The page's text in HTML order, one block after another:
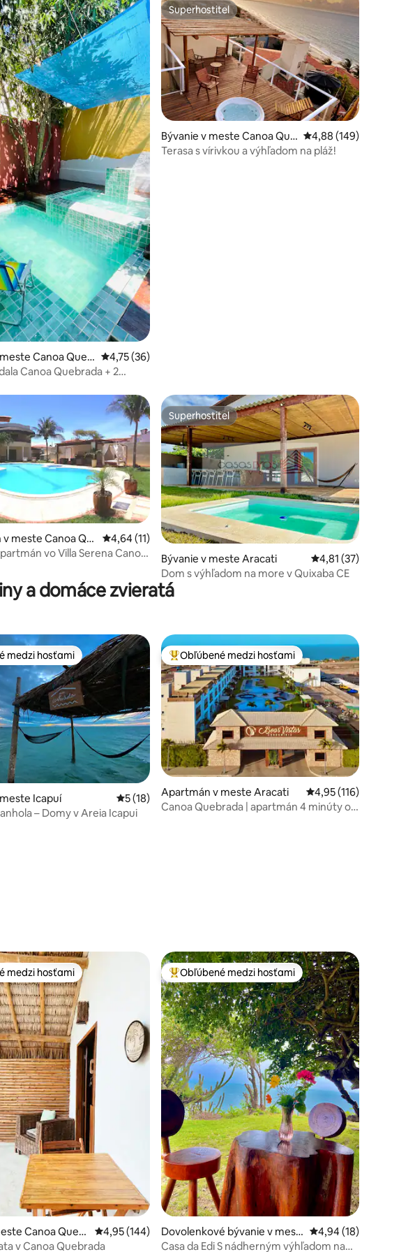
4,96 z 5, počet hodnotení: 23
Canoa Queb Priemerné ohodnotenie 4,75 z 5, počet hodnotení: 36
4,75 (36)
Canoa Quebrada + 2
Superhostiteľ
Superhostiteľ
Bývanie v meste Canoa Que
brada
Priemerné
4,88 (149)
Terasa s vírivkou a výhľadom na pláž!
4,91 z 5, počet hodnotení: 64
meste Canoa Qu
Priemerné ohodnotenie 4,64 z 5, počet hodnotení: 11
4,64 (11)
vo Villa Serena Canoa
Superhostiteľ
Superhostiteľ
Bývanie v meste Aracati Priemerné
4,81 (37)
Dom s výhľadom na more v Quixaba CE
a domáce zvieratá
z 5, počet hodnotení: 129
medzi hosťami
medzi hosťami
Icapuí Priemerné ohodnotenie 5 z 5, počet hodnotení: 18
5 (18)
– Domy v Areia Icapui
Najobľúbenejšie medzi hosťami
Obľúbené medzi hosťami
Apartmán v meste Aracati Priemerné
4,95 (116)
Canoa Quebrada | apartmán 4 minúty od
4,91 z 5, počet hodnotení: 46
medzi hosťami
medzi hosťami
Canoa Quebr
Priemerné ohodnotenie 4,95 z 5, počet hodnotení: 144
4,95 (144)
v Canoa Quebrada
Najobľúbenejšie medzi hosťami
Obľúbené medzi hosťami
Dovolenkové bývanie v mest
e Icapuí
Priemerné
4,94 (18)
Casa da Edi S nádherným výhľadom na